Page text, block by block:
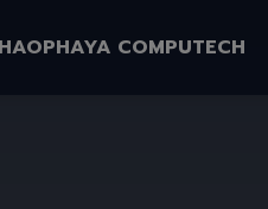
COMPUTECH